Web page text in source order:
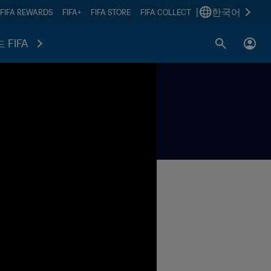
FIFA REWARDS FIFA+ FIFA STORE FIFA COLLECT 한국어
FIFA